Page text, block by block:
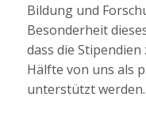
Bildung und
Besonderheit
dass die
Hälfte von uns als
unterstützt werden.